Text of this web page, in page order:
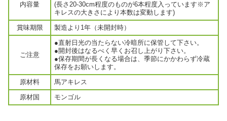
内容量
(長さ20-30cm程度のものが6本程度入っています※ア
キレスの大きさにより本数は変動します)
賞味期限
製造より1年（未開封時）
ご注意
●直射日光の当たらない冷暗所に保管して下さい。
●開封後はなるべく早くお召し上がり下さい。
●保存期間が長くなる場合は、季節にかかわらず冷蔵
保存をお願いします。
原材料
馬アキレス
原材国
モンゴル